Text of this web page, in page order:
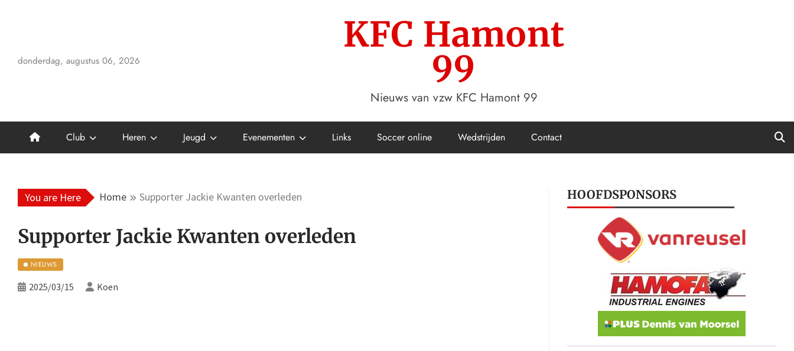
donderdag, augustus 06, 2026
KFC Hamont
99
Nieuws van vzw KFC Hamont 99
Club Heren Jeugd Evenementen Links Soccer online Wedstrijden Contact
You are Here Home Supporter Jackie Kwanten overleden
Supporter Jackie Kwanten overleden
NIEUWS
2025/03/15 Koen
HOOFDSPONSORS